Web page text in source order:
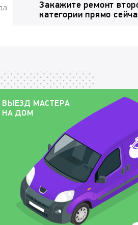
Закажите ремонт
категории прямо
ВЫЕЗД МАСТЕРА
НА ДОМ